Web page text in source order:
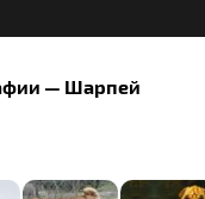
— Шарпей